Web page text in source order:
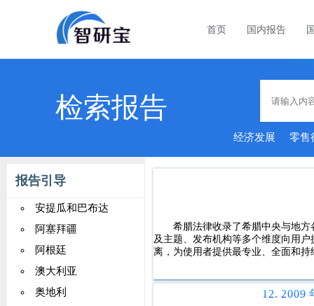
首页 国内报告
检索报告
经济发展 零售
市场
报告引导
安提瓜和巴布达
阿塞拜疆
阿根廷
澳大利亚
奥地利
希腊法律收录了希腊中央与地
及主题、发布机构等多个维度向用
离，为使用者提供最专业、全面和